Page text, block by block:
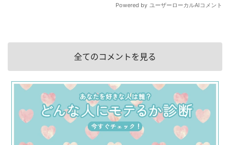
全てのコメントを見る